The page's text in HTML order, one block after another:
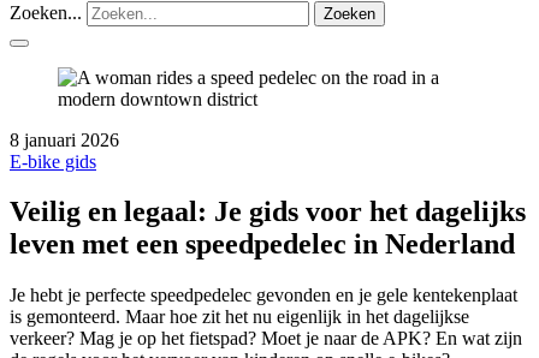
Zoeken... Zoeken
8 januari 2026
E-bike gids
Veilig en legaal: Je gids voor het dagelijks
leven met een speedpedelec in Nederland
Je hebt je perfecte speedpedelec gevonden en je gele kentekenplaat
is gemonteerd. Maar hoe zit het nu eigenlijk in het dagelijkse
verkeer? Mag je op het fietspad? Moet je naar de APK? En wat zijn